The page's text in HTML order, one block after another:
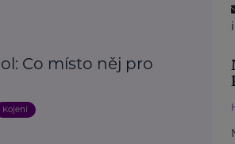
Co místo něj pro
Kojení